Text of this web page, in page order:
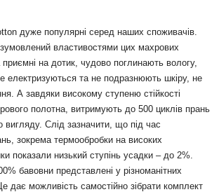
дуже популярні серед наших споживачів.
властивостями цих махрових
приємні на дотик, чудово поглинають вологу,
електризуються та не подразнюють шкіру, не
А завдяки високому ступеню стійкості
полотна, витримують до 500 циклів прань
вигляду. Слід зазначити, що під час
зокрема термообробки на високих
показали низький ступінь усадки – до 2%.
бавовни представлені у різноманітних
дає можливість самостійно зібрати комплект